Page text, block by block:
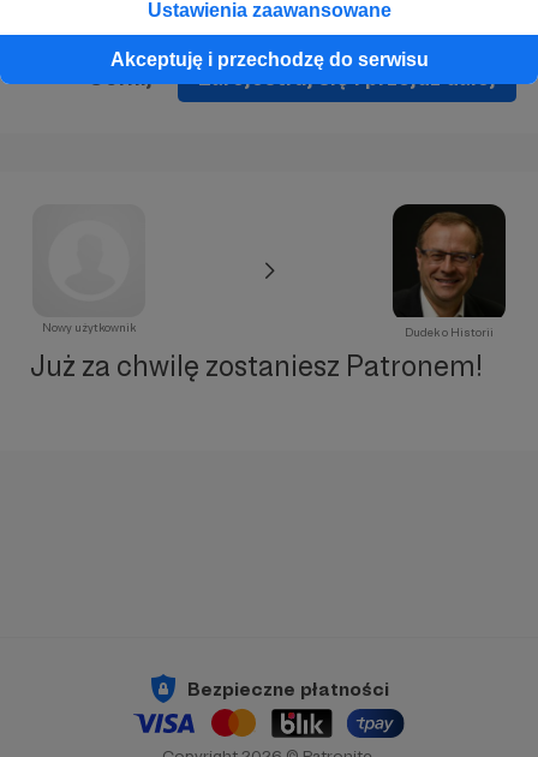
Ustawienia zaawansowane
Akceptuję i przechodzę do serwisu
Zarejestruj się i przejdź dalej
Nowy użytkownik Dudek o Historii
Już za chwilę zostaniesz Patronem!
Bezpieczne płatności